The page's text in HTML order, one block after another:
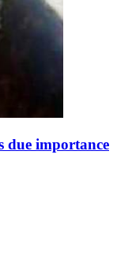
due importance